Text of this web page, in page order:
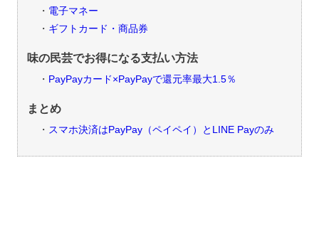
電子マネー
ギフトカード・商品券
味の民芸でお得になる支払い方法
PayPayカード×PayPayで還元率最大1.5％
まとめ
スマホ決済はPayPay（ペイペイ）とLINE Payのみ